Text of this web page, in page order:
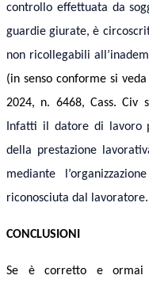
controllo effettuata da
guardie giurate, è
non ricollegabili
(in senso conforme si
2024, n. 6468, Cass.Civ
Infatti il datore di lavoro
della prestazione
mediante
riconosciuta dal lavoratore.
CONCLUSIONI
Se è corretto e ormai